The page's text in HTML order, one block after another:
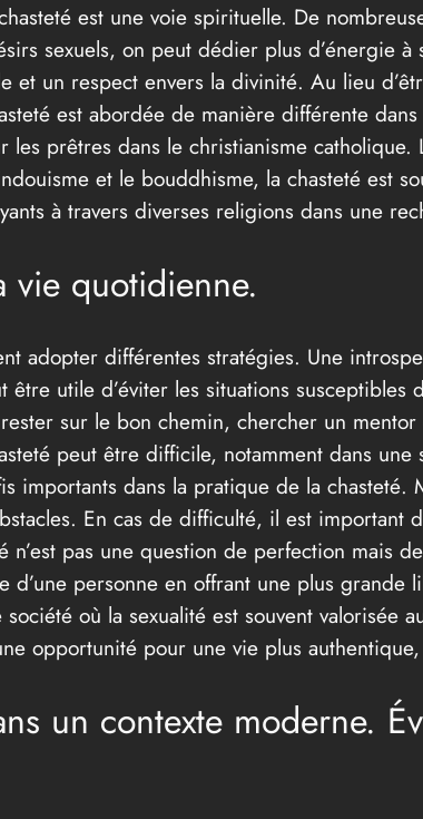
est une voie spirituelle. De
sexuels, on peut dédier plus d’énergie
et un respect envers la divinité. Au lieu
est abordée de manière différente
prêtres dans le christianisme catholique.
et le bouddhisme, la chasteté est
à travers diverses religions dans une
vie quotidienne.
adopter différentes stratégies. Une
être utile d’éviter les situations
sur le bon chemin, chercher un
peut être difficile, notamment dans
importants dans la pratique de la
En cas de difficulté, il est important
pas une question de perfection mais
d’une personne en offrant une plus
où la sexualité est souvent valorisée
opportunité pour une vie plus
un contexte moderne.